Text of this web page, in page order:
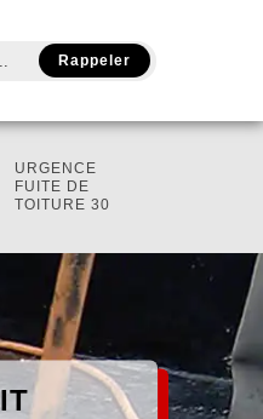
URGENCE
FUITE DE
TOITURE 30